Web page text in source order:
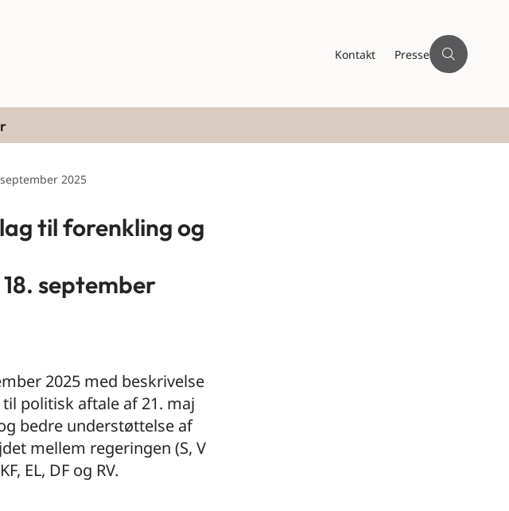
Kontakt Presse
2025
til forenkling og
september
2025 med beskrivelse
politisk aftale af 21. maj
bedre understøttelse af
mellem regeringen (S, V
EL, DF og RV.